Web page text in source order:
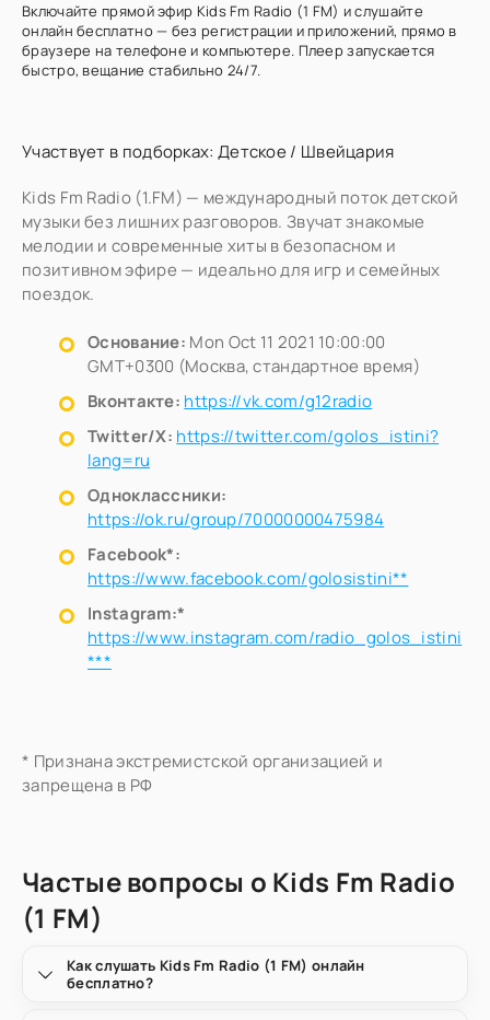
Включайте прямой эфир Kids Fm Radio (1 FM) и слушайте
онлайн бесплатно — без регистрации и приложений, прямо в
браузере на телефоне и компьютере. Плеер запускается
быстро, вещание стабильно 24/7.
Участвует в подборках: Детское/ Швейцария
Kids Fm Radio (1.FM) — международный поток детской
музыки без лишних разговоров. Звучат знакомые
мелодии и современные хиты в безопасном и
позитивном эфире — идеально для игр и семейных
поездок.
Основание: Mon Oct 11 2021 10:00:00
GMT+0300 (Москва, стандартное время)
Вконтакте: https://vk.com/g12radio
Twitter/X: https://twitter.com/golos_istini?
lang=ru
Одноклассники:
https://ok.ru/group/70000000475984
Facebook*:
https://www.facebook.com/golosistini**
Instagram:*
https://www.instagram.com/radio_golos_istini
***
* Признана экстремистской организацией и
запрещена в РФ
Частые вопросы о Kids Fm Radio
(1 FM)
Как слушать Kids Fm Radio (1 FM) онлайн
бесплатно?